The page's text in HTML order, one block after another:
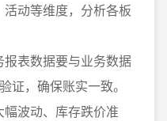
动等维度，分析各板
表数据要与业务数据
证，确保账实一致。
波动、库存跌价准